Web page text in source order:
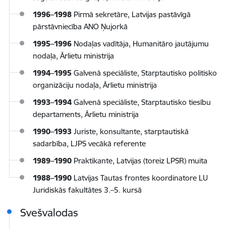
1996–1998 Pirmā sekretāre, Latvijas pastāvīgā
pārstāvniecība ANO Ņujorkā
1995–1996 Nodaļas vadītāja, Humanitāro jautājumu
nodaļa, Ārlietu ministrija
1994–1995 Galvenā speciāliste, Starptautisko politisko
organizāciju nodaļa, Ārlietu ministrija
1993–1994 Galvenā speciāliste, Starptautisko tiesību
departaments, Ārlietu ministrija
1990–1993 Juriste, konsultante, starptautiskā
sadarbība, LJPS vecākā referente
1989–1990 Praktikante, Latvijas (toreiz LPSR) muita
1988–1990 Latvijas Tautas frontes koordinatore LU
Juridiskās fakultātes 3.–5. kursā
Svešvalodas